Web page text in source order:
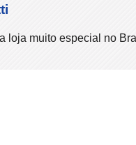
loja muito especial no